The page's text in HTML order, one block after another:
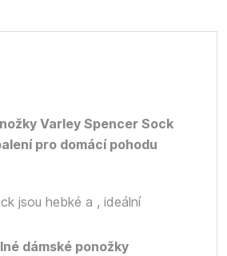
Varley Spencer Sock
pro domácí pohodu
jsou hebké a
dámské ponožky
, ideální